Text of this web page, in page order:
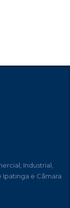
Industrial,
e Câmara